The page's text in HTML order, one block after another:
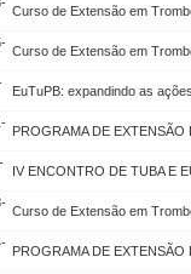
Curso de Extensão em
Curso de Extensão em
EuTuPB: expandindo as
PROGRAMA DE
IV ENCONTRO DE TUBA E
Curso de Extensão em
PROGRAMA DE